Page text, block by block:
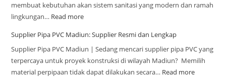
membuat kebutuhan akan sistem sanitasi yang modern dan ramah
lingkungan… Read more
Supplier Pipa PVC Madiun: Supplier Resmi dan Lengkap
Supplier Pipa PVC Madiun | Sedang mencari supplier pipa PVC yang
terpercaya untuk proyek konstruksi di wilayah Madiun? Memilih
material perpipaan tidak dapat dilakukan secara… Read more